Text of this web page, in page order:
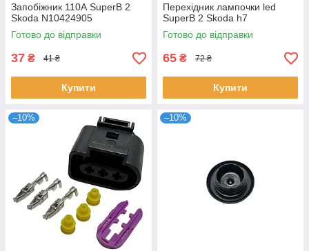
Запобіжник 110А SuperB 2
Skoda N10424905
Готово до відправки
37 ₴ 41 ₴
Купити
Перехідник лампочки led
SuperB 2 Skoda h7
Готово до відправки
65 ₴ 72 ₴
Купити
–10% –10%